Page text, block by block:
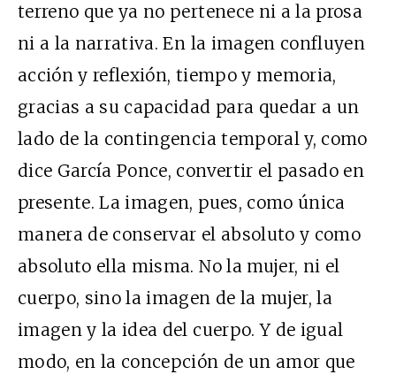
terreno que ya no pertenece ni a la prosa
ni a la narrativa. En la imagen confluyen
acción y reflexión, tiempo y memoria,
gracias a su capacidad para quedar a un
lado de la contingencia temporal y, como
dice García Ponce, convertir el pasado en
presente. La imagen, pues, como única
manera de conservar el absoluto y como
absoluto ella misma. No la mujer, ni el
cuerpo, sino la imagen de la mujer, la
imagen y la idea del cuerpo. Y de igual
modo, en la concepción de un amor que